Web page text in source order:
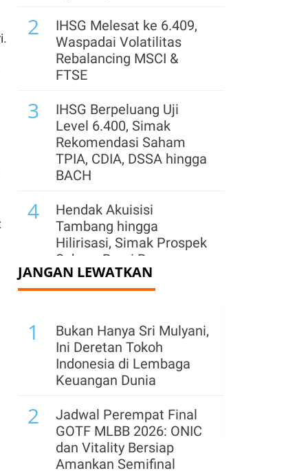
2
IHSG Melesat ke 6.409,
Waspadai Volatilitas
Rebalancing MSCI &
FTSE
3
IHSG Berpeluang Uji
Level 6.400, Simak
Rekomendasi Saham
TPIA, CDIA, DSSA hingga
BACH
4
Hendak Akuisisi
Tambang hingga
Hilirisasi, Simak Prospek
Saham Bumi Resources
(BUMI)
Catat Kenaikan Terbesar
Sejak Oktober 2023,
Capai 76,08 Juta Ons
Arab Saudi, Turki, dan
Pakistan Bentuk Pakta
Pertahanan di Tengah
Krisis Timur Tengah
JANGAN LEWATKAN
1
Bukan Hanya Sri Mulyani,
Ini Deretan Tokoh
Indonesia di Lembaga
Keuangan Dunia
2
Jadwal Perempat Final
GOTF MLBB 2026: ONIC
dan Vitality Bersiap
Amankan Semifinal